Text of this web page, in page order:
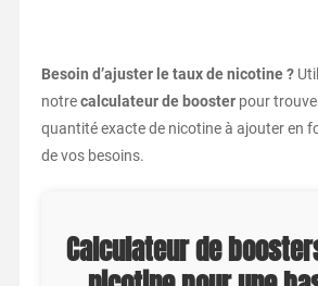
Besoin d’ajuster le taux de nicotine ?
notrecalculateur de boosterpour
quantité exacte de nicotine à ajouter en
de vos besoins.
Calculateur de